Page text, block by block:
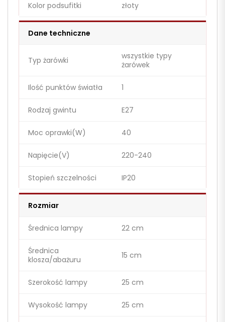
Kolor podsufitki złoty
Dane techniczne
Typ żarówki
wszystkie typy
żarówek
Ilość punktów światła 1
Rodzaj gwintu E27
Moc oprawki(W) 40
Napięcie(V) 220-240
Stopień szczelności IP20
Rozmiar
Średnica lampy 22 cm
Średnica
klosza/abażuru
15 cm
Szerokość lampy 25 cm
Wysokość lampy 25 cm